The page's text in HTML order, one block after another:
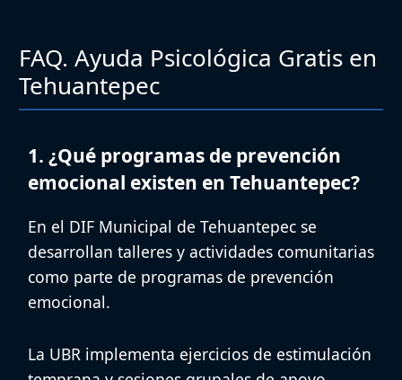
FAQ. Ayuda Psicológica Gratis en
Tehuantepec
1. ¿Qué programas de prevención
emocional existen en Tehuantepec?
En el DIF Municipal de Tehuantepec se
desarrollan talleres y actividades comunitarias
como parte de programas de prevención
emocional.
La UBR implementa ejercicios de estimulación